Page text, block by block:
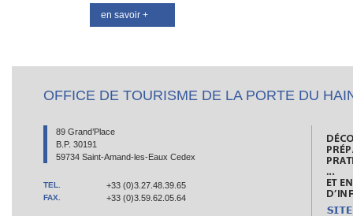
en savoir +
OFFICE DE TOURISME DE LA PORTE DU
89 Grand’Place
B.P. 30191
59734 Saint-Amand-les-Eaux Cedex
TEL. +33 (0)3.27.48.39.65
FAX. +33 (0)3.59.62.05.64